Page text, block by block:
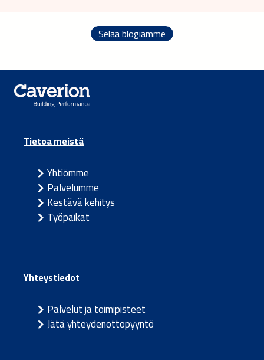
Selaa blogiamme
Tietoa meistä
Yhtiömme
Palvelumme
Kestävä kehitys
Työpaikat
Yhteystiedot
Palvelut ja toimipisteet
Jätä yhteydenottopyyntö